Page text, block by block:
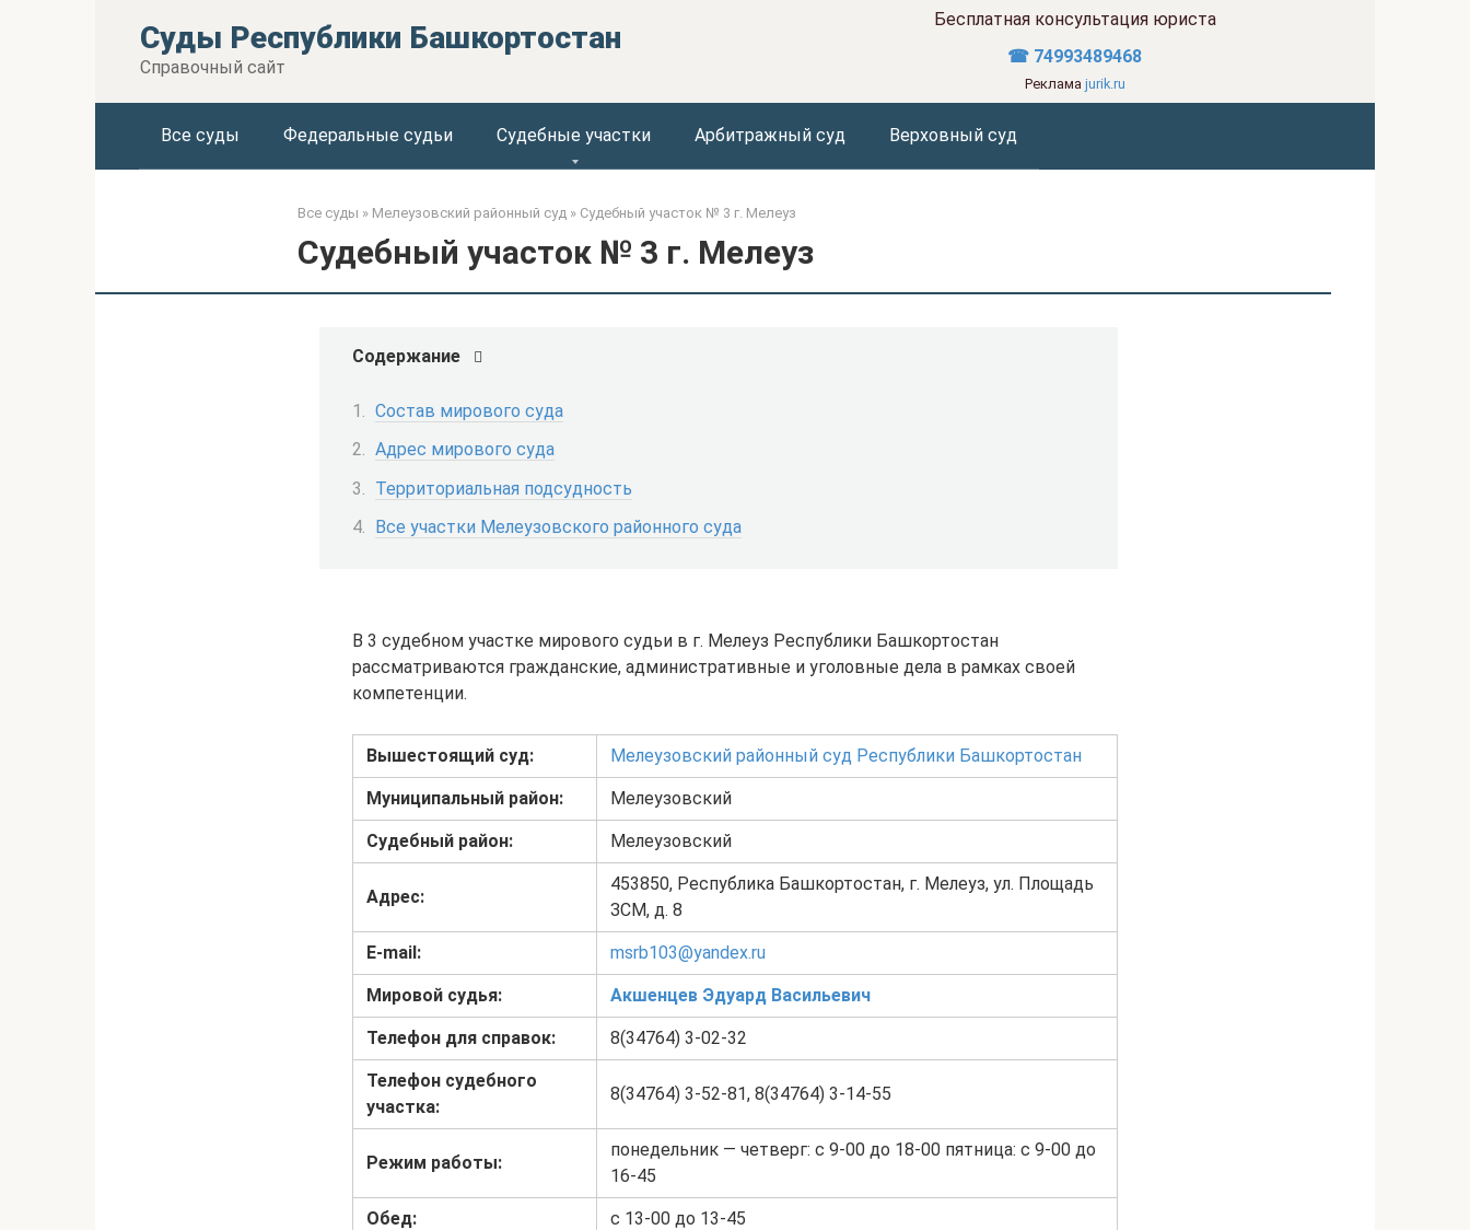
Суды Республики Башкортостан
Справочный сайт
Бесплатная консультация юриста
☎ 74993489468
Реклама jurik.ru
Все суды Федеральные судьи Судебные участки Арбитражный суд Верховный суд
Все суды » Мелеузовский районный суд » Судебный участок № 3 г. Мелеуз
Судебный участок № 3 г. Мелеуз
Содержание
Состав мирового суда
Адрес мирового суда
Территориальная подсудность
Все участки Мелеузовского районного суда
В 3 судебном участке мирового судьи в г. Мелеуз Республики Башкортостан
рассматриваются гражданские, административные и уголовные дела в рамках своей
компетенции.
Вышестоящий суд: Мелеузовский районный суд Республики Башкортостан
Муниципальный район: Мелеузовский
Судебный район: Мелеузовский
Адрес:
453850, Республика Башкортостан, г. Мелеуз, ул. Площадь
ЗСМ, д. 8
E-mail: msrb103@yandex.ru
Мировой судья: Акшенцев Эдуард Васильевич
Телефон для справок: 8(34764) 3-02-32
Телефон судебного
участка:
8(34764) 3-52-81, 8(34764) 3-14-55
Режим работы:
понедельник — четверг: с 9-00 до 18-00 пятница: с 9-00 до
16-45
Обед: с 13-00 до 13-45